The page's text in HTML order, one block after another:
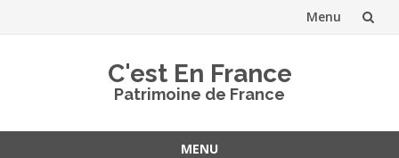
Menu
C'est En France
Patrimoine de France
MENU